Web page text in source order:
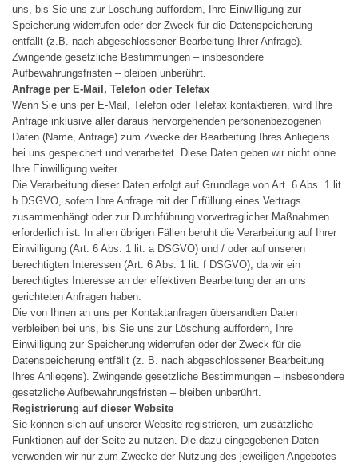
uns, bis Sie uns zur Löschung auffordern, Ihre Einwilligung zur
Speicherung widerrufen oder der Zweck für die Datenspeicherung
entfällt (z.B. nach abgeschlossener Bearbeitung Ihrer Anfrage).
Zwingende gesetzliche Bestimmungen – insbesondere
Aufbewahrungsfristen – bleiben unberührt.
Anfrage per E-Mail, Telefon oder Telefax
Wenn Sie uns per E-Mail, Telefon oder Telefax kontaktieren, wird Ihre
Anfrage inklusive aller daraus hervorgehenden personenbezogenen
Daten (Name, Anfrage) zum Zwecke der Bearbeitung Ihres Anliegens
bei uns gespeichert und verarbeitet. Diese Daten geben wir nicht ohne
Ihre Einwilligung weiter.
Die Verarbeitung dieser Daten erfolgt auf Grundlage von Art. 6 Abs. 1 lit.
b DSGVO, sofern Ihre Anfrage mit der Erfüllung eines Vertrags
zusammenhängt oder zur Durchführung vorvertraglicher Maßnahmen
erforderlich ist. In allen übrigen Fällen beruht die Verarbeitung auf Ihrer
Einwilligung (Art. 6 Abs. 1 lit. a DSGVO) und / oder auf unseren
berechtigten Interessen (Art. 6 Abs. 1 lit. f DSGVO), da wir ein
berechtigtes Interesse an der effektiven Bearbeitung der an uns
gerichteten Anfragen haben.
Die von Ihnen an uns per Kontaktanfragen übersandten Daten
verbleiben bei uns, bis Sie uns zur Löschung auffordern, Ihre
Einwilligung zur Speicherung widerrufen oder der Zweck für die
Datenspeicherung entfällt (z. B. nach abgeschlossener Bearbeitung
Ihres Anliegens). Zwingende gesetzliche Bestimmungen – insbesondere
gesetzliche Aufbewahrungsfristen – bleiben unberührt.
Registrierung auf dieser Website
Sie können sich auf unserer Website registrieren, um zusätzliche
Funktionen auf der Seite zu nutzen. Die dazu eingegebenen Daten
verwenden wir nur zum Zwecke der Nutzung des jeweiligen Angebotes